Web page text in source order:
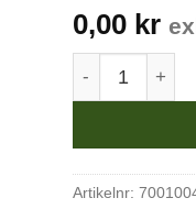
0,00 kr
Artikelnr: